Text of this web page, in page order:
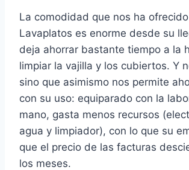
La comodidad que nos ha
Lavaplatos es enorme desde su
deja ahorrar bastante tiempo a la
limpiar la vajilla y los cubiertos. Y
sino que asimismo nos permite
con su uso: equiparado con la
mano, gasta menos recursos
agua y limpiador), con lo que su
que el precio de las facturas
los meses.